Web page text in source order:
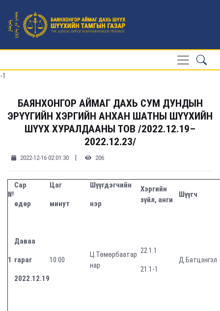
-1
БАЯНХОНГОР АЙМАГ ДАХЬ СУМ ДУНДЫН
ЭРҮҮГИЙН ХЭРГИЙН АНХАН ШАТНЫ ШҮҮХИЙН
ШҮҮХ ХУРАЛДААНЫ ТОВ /2022.12.19–
2022.12.23/
2022-12-16 02:01:30 | 206
№
Сар
өдөр
Цаг
минут
Шүүгдэгчийн
нэр
Хэргийн
зүйл, анги
Шүүгч
1
Даваа
гараг
2022.12.19
10:00
Ц.Төмөрбаатар
нар
22.1.1
21.1-1
Д.Батцэнгэл